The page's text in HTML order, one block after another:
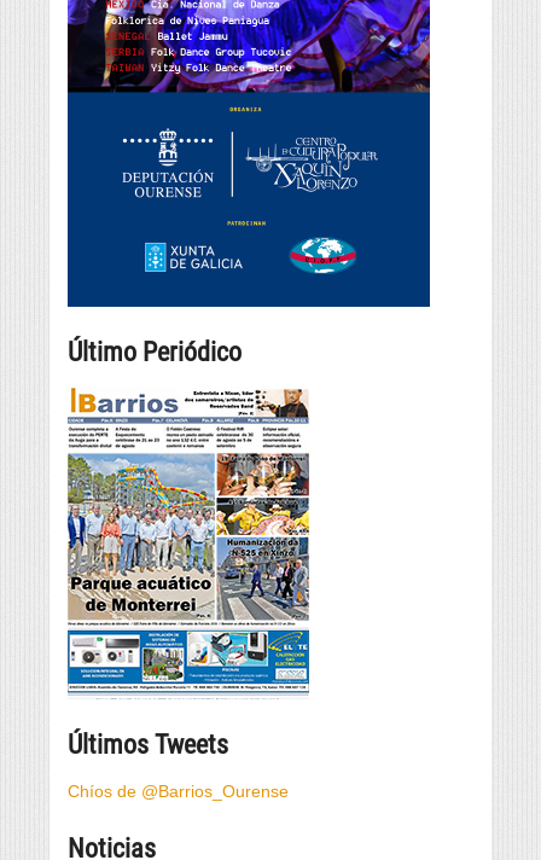
Último Periódico
Últimos Tweets
Chíos de @Barrios_Ourense
Noticias